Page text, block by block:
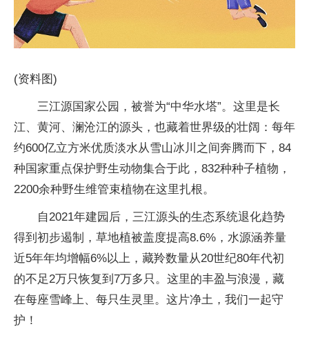
(资料图)
三江源国家公园，被誉为“中华水塔”。这里是长
江、黄河、澜沧江的源头，也藏着世界级的壮阔：每年
约600亿立方米优质淡水从雪山冰川之间奔腾而下，84
种国家重点保护野生动物集合于此，832种种子植物，
2200余种野生维管束植物在这里扎根。
自2021年建园后，三江源头的生态系统退化趋势
得到初步遏制，草地植被盖度提高8.6%，水源涵养量
近5年年均增幅6%以上，藏羚数量从20世纪80年代初
的不足2万只恢复到7万多只。这里的丰盈与浪漫，藏
在每座雪峰上、每只生灵里。这片净土，我们一起守
护！